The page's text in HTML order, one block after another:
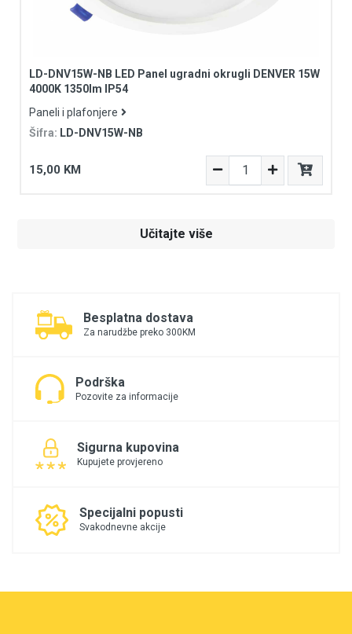
LD-DNV15W-NB LED Panel ugradni okrugli DENVER 15W
4000K 1350lm IP54
Paneli i plafonjere
Šifra: LD-DNV15W-NB
15,00 KM
Učitajte više
Besplatna dostava
Za narudžbe preko 300KM
Podrška
Pozovite za informacije
Sigurna kupovina
Kupujete provjereno
Specijalni popusti
Svakodnevne akcije